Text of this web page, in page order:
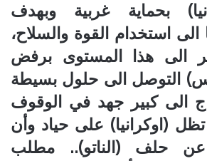
بحماية غربية وبهدف
استخدام القوة والسلاح،
الى هذا المستوى برفض
التوصل الى حلول بسيطة
الى كبير جهد في الوقوف
(اوكرانيا) على حياد وأن
عن حلف (الناتو).. مطلب